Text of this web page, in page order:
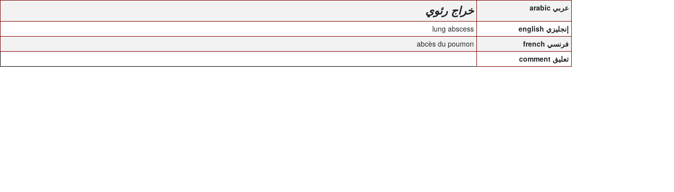
arabic عربي خراج رئوي
english إنجليزي
lung abscess
french فرنسي
abcès du poumon
comment تعليق